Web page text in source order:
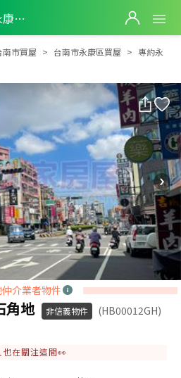
專約永康中華路鑽石角地
專約永康中華路鑽石角地
南市買屋 台南市永康區買屋
專約永
介業者物件
角地 非信義物件
(HB00012GH)
也在關注這間👀